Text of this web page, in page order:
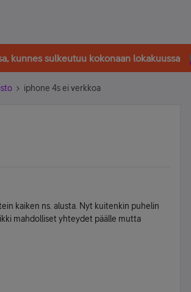
kunnes sulkeutuu kokonaan lokakuussa
iphone 4s ei verkkoa
kaiken ns. alusta. Nyt kuitenkin puhelin
mahdolliset yhteydet päälle mutta